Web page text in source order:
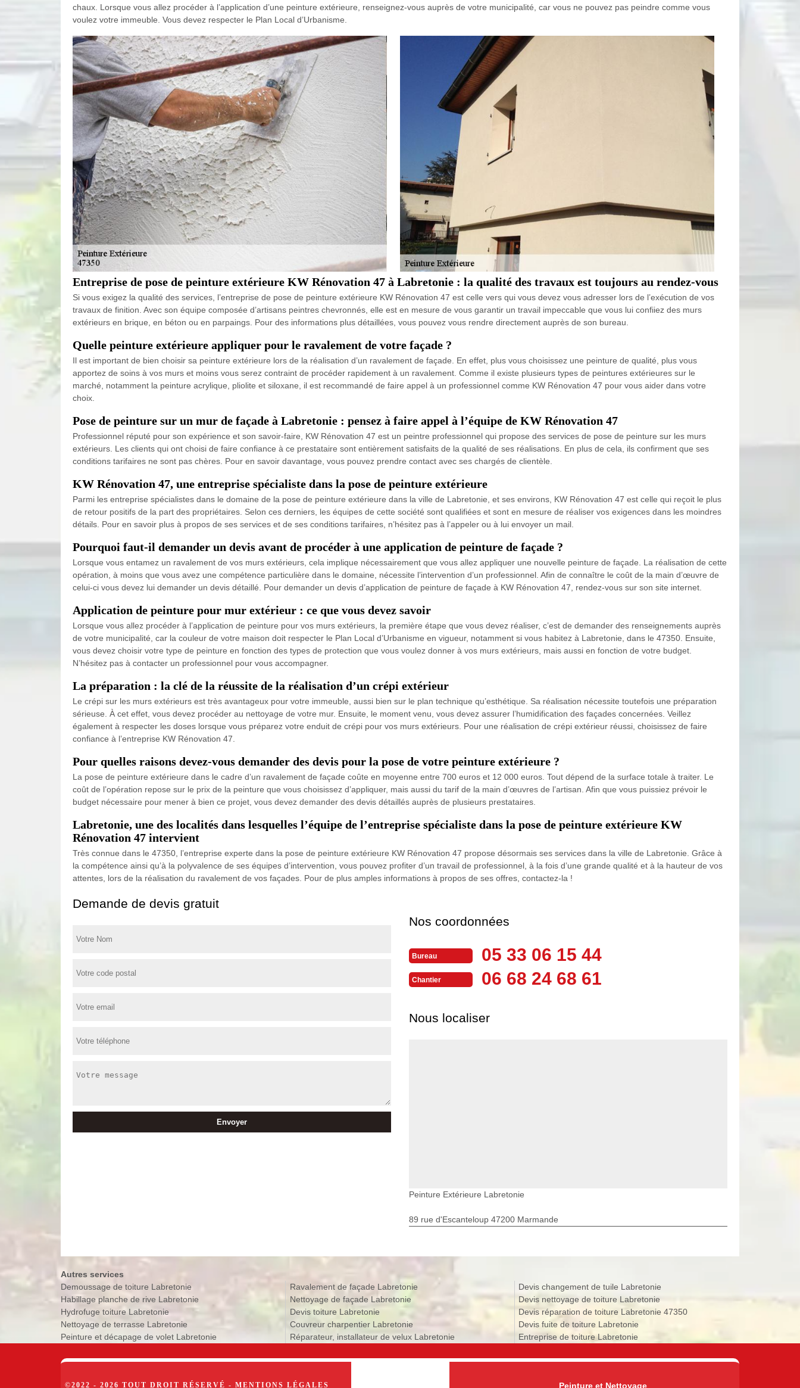
chaux. Lorsque vous allez procéder à l’application d’une peinture extérieure, renseignez-vous auprès de votre municipalité, car vous ne pouvez pas peindre comme vous
voulez votre immeuble. Vous devez respecter le Plan Local d’Urbanisme.
Entreprise de pose de peinture extérieure KW Rénovation 47 à Labretonie : la qualité des travaux est toujours au rendez-vous
Si vous exigez la qualité des services, l’entreprise de pose de peinture extérieure KW Rénovation 47 est celle vers qui vous devez vous adresser lors de l’exécution de vos
travaux de finition. Avec son équipe composée d’artisans peintres chevronnés, elle est en mesure de vous garantir un travail impeccable que vous lui confiiez des murs
extérieurs en brique, en béton ou en parpaings. Pour des informations plus détaillées, vous pouvez vous rendre directement auprès de son bureau.
Quelle peinture extérieure appliquer pour le ravalement de votre façade ?
Il est important de bien choisir sa peinture extérieure lors de la réalisation d’un ravalement de façade. En effet, plus vous choisissez une peinture de qualité, plus vous
apportez de soins à vos murs et moins vous serez contraint de procéder rapidement à un ravalement. Comme il existe plusieurs types de peintures extérieures sur le
marché, notamment la peinture acrylique, pliolite et siloxane, il est recommandé de faire appel à un professionnel comme KW Rénovation 47 pour vous aider dans votre
choix.
Pose de peinture sur un mur de façade à Labretonie : pensez à faire appel à l’équipe de KW Rénovation 47
Professionnel réputé pour son expérience et son savoir-faire, KW Rénovation 47 est un peintre professionnel qui propose des services de pose de peinture sur les murs
extérieurs. Les clients qui ont choisi de faire confiance à ce prestataire sont entièrement satisfaits de la qualité de ses réalisations. En plus de cela, ils confirment que ses
conditions tarifaires ne sont pas chères. Pour en savoir davantage, vous pouvez prendre contact avec ses chargés de clientèle.
KW Rénovation 47, une entreprise spécialiste dans la pose de peinture extérieure
Parmi les entreprise spécialistes dans le domaine de la pose de peinture extérieure dans la ville de Labretonie, et ses environs, KW Rénovation 47 est celle qui reçoit le plus
de retour positifs de la part des propriétaires. Selon ces derniers, les équipes de cette société sont qualifiées et sont en mesure de réaliser vos exigences dans les moindres
détails. Pour en savoir plus à propos de ses services et de ses conditions tarifaires, n’hésitez pas à l’appeler ou à lui envoyer un mail.
Pourquoi faut-il demander un devis avant de procéder à une application de peinture de façade ?
Lorsque vous entamez un ravalement de vos murs extérieurs, cela implique nécessairement que vous allez appliquer une nouvelle peinture de façade. La réalisation de cette
opération, à moins que vous avez une compétence particulière dans le domaine, nécessite l’intervention d’un professionnel. Afin de connaître le coût de la main d’œuvre de
celui-ci vous devez lui demander un devis détaillé. Pour demander un devis d’application de peinture de façade à KW Rénovation 47, rendez-vous sur son site internet.
Application de peinture pour mur extérieur : ce que vous devez savoir
Lorsque vous allez procéder à l’application de peinture pour vos murs extérieurs, la première étape que vous devez réaliser, c’est de demander des renseignements auprès
de votre municipalité, car la couleur de votre maison doit respecter le Plan Local d’Urbanisme en vigueur, notamment si vous habitez à Labretonie, dans le 47350. Ensuite,
vous devez choisir votre type de peinture en fonction des types de protection que vous voulez donner à vos murs extérieurs, mais aussi en fonction de votre budget.
N’hésitez pas à contacter un professionnel pour vous accompagner.
La préparation : la clé de la réussite de la réalisation d’un crépi extérieur
Le crépi sur les murs extérieurs est très avantageux pour votre immeuble, aussi bien sur le plan technique qu’esthétique. Sa réalisation nécessite toutefois une préparation
sérieuse. À cet effet, vous devez procéder au nettoyage de votre mur. Ensuite, le moment venu, vous devez assurer l’humidification des façades concernées. Veillez
également à respecter les doses lorsque vous préparez votre enduit de crépi pour vos murs extérieurs. Pour une réalisation de crépi extérieur réussi, choisissez de faire
confiance à l’entreprise KW Rénovation 47.
Pour quelles raisons devez-vous demander des devis pour la pose de votre peinture extérieure ?
La pose de peinture extérieure dans le cadre d’un ravalement de façade coûte en moyenne entre 700 euros et 12 000 euros. Tout dépend de la surface totale à traiter. Le
coût de l’opération repose sur le prix de la peinture que vous choisissez d’appliquer, mais aussi du tarif de la main d’œuvres de l’artisan. Afin que vous puissiez prévoir le
budget nécessaire pour mener à bien ce projet, vous devez demander des devis détaillés auprès de plusieurs prestataires.
Labretonie, une des localités dans lesquelles l’équipe de l’entreprise spécialiste dans la pose de peinture extérieure KW
Rénovation 47 intervient
Très connue dans le 47350, l’entreprise experte dans la pose de peinture extérieure KW Rénovation 47 propose désormais ses services dans la ville de Labretonie. Grâce à
la compétence ainsi qu’à la polyvalence de ses équipes d’intervention, vous pouvez profiter d’un travail de professionnel, à la fois d’une grande qualité et à la hauteur de vos
attentes, lors de la réalisation du ravalement de vos façades. Pour de plus amples informations à propos de ses offres, contactez-la !
Demande de devis gratuit
Nos coordonnées
Bureau 05 33 06 15 44
Chantier 06 68 24 68 61
Nous localiser
Peinture Extérieure Labretonie
89 rue d'Escanteloup 47200 Marmande
Autres services
Demoussage de toiture Labretonie
Habillage planche de rive Labretonie
Hydrofuge toiture Labretonie
Nettoyage de terrasse Labretonie
Peinture et décapage de volet Labretonie
Ravalement de façade Labretonie
Nettoyage de façade Labretonie
Devis toiture Labretonie
Couvreur charpentier Labretonie
Réparateur, installateur de velux Labretonie
Devis changement de tuile Labretonie
Devis nettoyage de toiture Labretonie
Devis réparation de toiture Labretonie 47350
Devis fuite de toiture Labretonie
Entreprise de toiture Labretonie
©2022 - 2026 TOUT DROIT RÉSERVÉ - MENTIONS LÉGALES Peinture et Nettoyage